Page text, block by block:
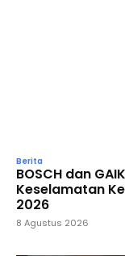
Berita
BOSCH dan
Keselamatan
2026
8 Agustus 2026